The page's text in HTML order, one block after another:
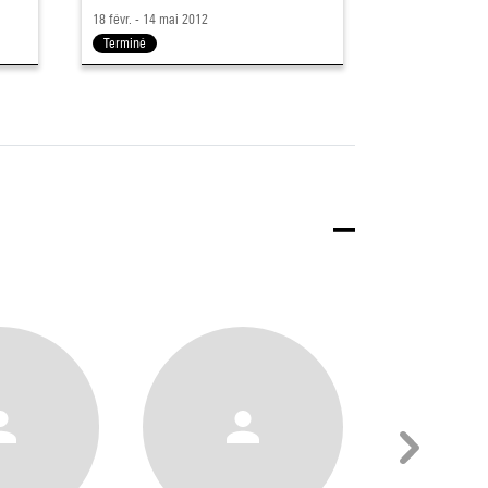
18 févr. - 14 mai 2012
Terminé